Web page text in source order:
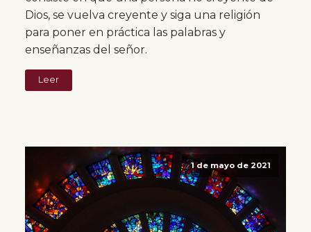
Dios, se vuelva creyente y siga una religión
para poner en práctica las palabras y
enseñanzas del señor.
Leer
1 de mayo de 2021